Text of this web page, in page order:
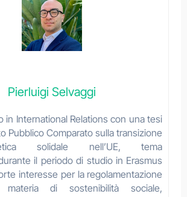
Pierluigi Selvaggi
in International Relations con una tesi
Pubblico Comparato sulla transizione
solidale nell’UE, tema
il periodo di studio in Erasmus
interesse per la regolamentazione
di sostenibilità sociale,